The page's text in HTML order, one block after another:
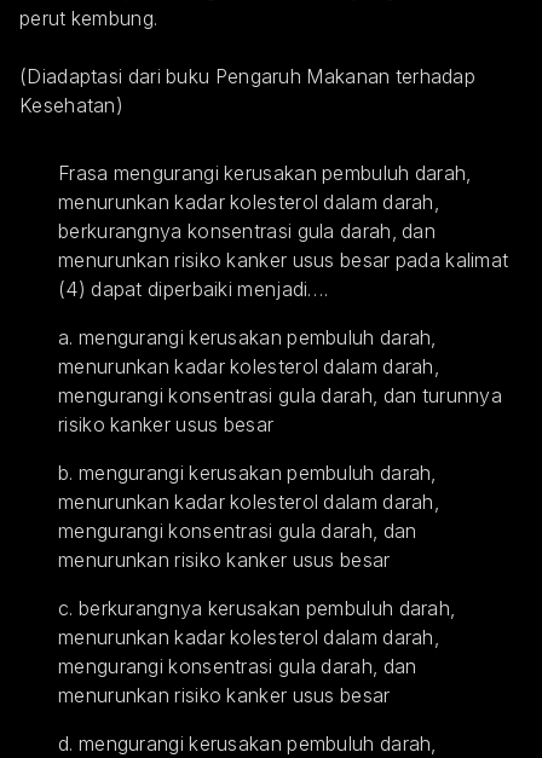
perut kembung.
(Diadaptasi dari buku Pengaruh Makanan terhadap
Kesehatan)
Frasa mengurangi kerusakan pembuluh darah,
menurunkan kadar kolesterol dalam darah,
berkurangnya konsentrasi gula darah, dan
menurunkan risiko kanker usus besar pada kalimat
(4) dapat diperbaiki menjadi….
a. mengurangi kerusakan pembuluh darah,
menurunkan kadar kolesterol dalam darah,
mengurangi konsentrasi gula darah, dan turunnya
risiko kanker usus besar
b. mengurangi kerusakan pembuluh darah,
menurunkan kadar kolesterol dalam darah,
mengurangi konsentrasi gula darah, dan
menurunkan risiko kanker usus besar
c. berkurangnya kerusakan pembuluh darah,
menurunkan kadar kolesterol dalam darah,
mengurangi konsentrasi gula darah, dan
menurunkan risiko kanker usus besar
d. mengurangi kerusakan pembuluh darah,